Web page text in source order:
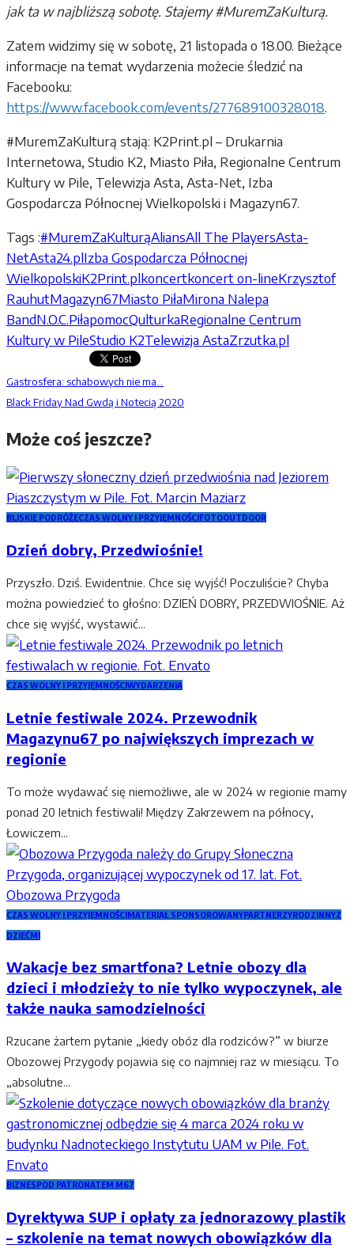
jak ta w najbliższą sobotę. Stajemy #MuremZaKulturą.
Zatem widzimy się w sobotę, 21 listopada o 18.00. Bieżące
informacje na temat wydarzenia możecie śledzić na
Facebooku:
https://www.facebook.com/events/277689100328018.
#MuremZaKulturą stają: K2Print.pl – Drukarnia
Internetowa, Studio K2, Miasto Piła, Regionalne Centrum
Kultury w Pile, Telewizja Asta, Asta-Net, Izba
Gospodarcza Północnej Wielkopolski i Magazyn67.
Tags :#MuremZaKulturąAliansAll The PlayersAsta-
NetAsta24.plIzba Gospodarcza Północnej
WielkopolskiK2Print.plkoncertkoncert on-lineKrzysztof
RauhutMagazyn67Miasto PiłaMirona Nalepa
BandN.O.C.PiłapomocQulturkaRegionalne Centrum
Kultury w PileStudio K2Telewizja AstaZrzutka.pl
Gastrosfera: schabowych nie ma…
Black Friday Nad Gwdą i Notecią 2020
Może coś jeszcze?
BLISKIE PODRÓŻECZAS WOLNY I PRZYJEMNOŚCIFOTOOUTDOOR
Dzień dobry, Przedwiośnie!
Przyszło. Dziś. Ewidentnie. Chce się wyjść! Poczuliście? Chyba
można powiedzieć to głośno: DZIEŃ DOBRY, PRZEDWIOŚNIE. Aż
chce się wyjść, wystawić...
CZAS WOLNY I PRZYJEMNOŚCIWYDARZENIA
Letnie festiwale 2024. Przewodnik
Magazynu67 po największych imprezach w
regionie
To może wydawać się niemożliwe, ale w 2024 w regionie mamy
ponad 20 letnich festiwali! Między Zakrzewem na północy,
Łowiczem...
CZAS WOLNY I PRZYJEMNOŚCIMATERIAŁ SPONSOROWANYPARTNERZYRODZINNYZ
DZIEĆMI
Wakacje bez smartfona? Letnie obozy dla
dzieci i młodzieży to nie tylko wypoczynek, ale
także nauka samodzielności
Rzucane żartem pytanie „kiedy obóz dla rodziców?” w biurze
Obozowej Przygody pojawia się co najmniej raz w miesiącu. To
„absolutne...
BIZNESPOD PATRONATEM M67
Dyrektywa SUP i opłaty za jednorazowy plastik
– szkolenie na temat nowych obowiązków dla